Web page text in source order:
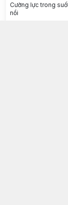
Cường lực trong
nổi